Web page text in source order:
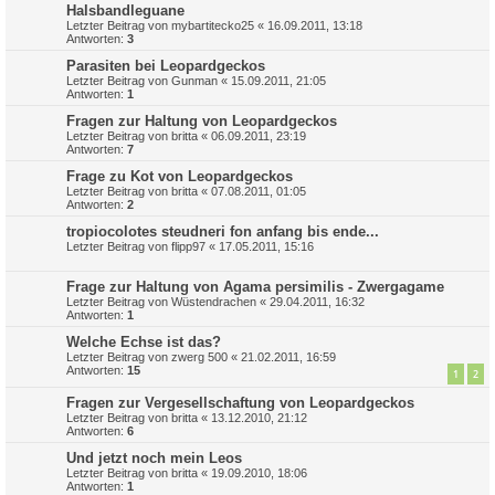
Halsbandleguane
Letzter Beitrag von mybartitecko25 « 16.09.2011, 13:18
Antworten: 3
Parasiten bei Leopardgeckos
Letzter Beitrag von Gunman « 15.09.2011, 21:05
Antworten: 1
Fragen zur Haltung von Leopardgeckos
Letzter Beitrag von britta « 06.09.2011, 23:19
Antworten: 7
Frage zu Kot von Leopardgeckos
Letzter Beitrag von britta « 07.08.2011, 01:05
Antworten: 2
tropiocolotes steudneri fon anfang bis ende...
Letzter Beitrag von flipp97 « 17.05.2011, 15:16
Frage zur Haltung von Agama persimilis - Zwergagame
Letzter Beitrag von Wüstendrachen « 29.04.2011, 16:32
Antworten: 1
Welche Echse ist das?
Letzter Beitrag von zwerg 500 « 21.02.2011, 16:59
Antworten: 15 1 2
Fragen zur Vergesellschaftung von Leopardgeckos
Letzter Beitrag von britta « 13.12.2010, 21:12
Antworten: 6
Und jetzt noch mein Leos
Letzter Beitrag von britta « 19.09.2010, 18:06
Antworten: 1